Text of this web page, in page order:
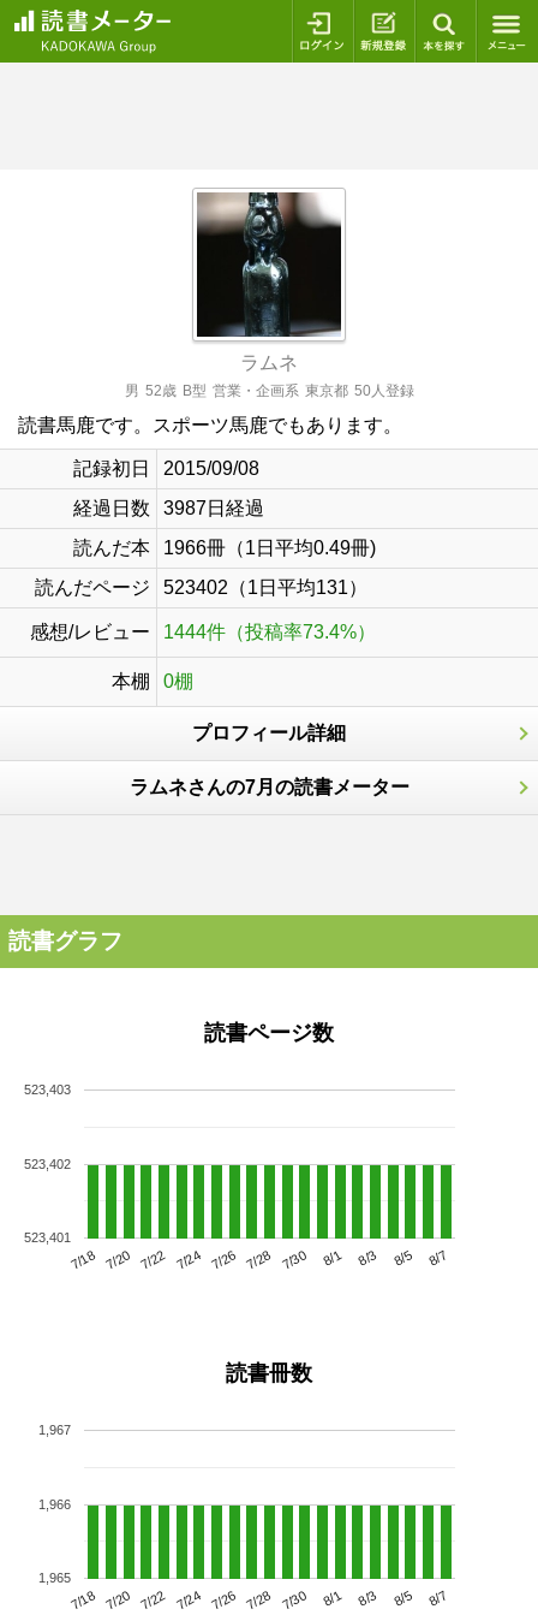
ログイン 新規登録
ラムネ
男 52歳 B型 営業・企画系 東京都 50人登録
読書馬鹿です。スポーツ馬鹿でもあります。
記録初日
2015/09/08
経過日数
3987日経過
読んだ本
1966冊（1日平均0.49冊)
読んだページ
523402（1日平均131）
感想/レビュー 1444件（投稿率73.4%）
本棚 0棚
プロフィール詳細
ラムネさんの7月の読書メーター
読書グラフ
読書ページ数
7/18 7/20 7/22 7/24 7/26 7/28 7/30 8/1 8/3 8/5 8/7
523,401
523,402
523,403
読書冊数
7/18 7/20 7/22 7/24 7/26 7/28 7/30 8/1 8/3 8/5 8/7
1,965
1,966
1,967